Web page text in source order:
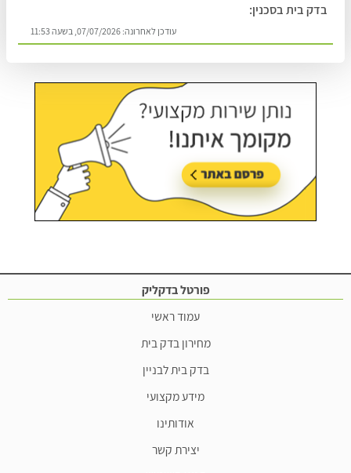
בדק בית בסכנין:
עודכן לאחרונה: 07/07/2026, בשעה 11:53
פורטל בדקליק
עמוד ראשי
מחירון בדק בית
בדק בית לבניין
מידע מקצועי
אודותינו
יצירת קשר